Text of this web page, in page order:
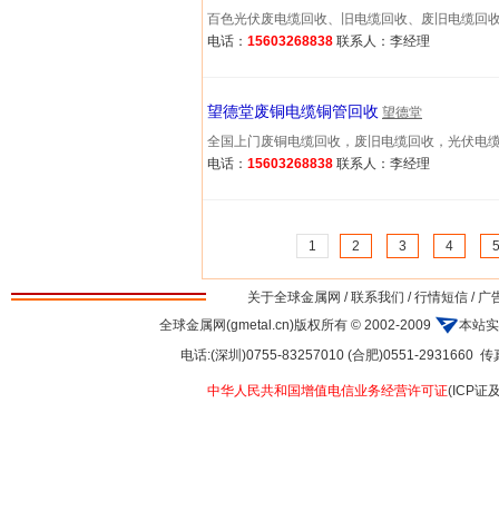
百色光伏废电缆回收、旧电缆回收、废旧电缆
电话： 15603268838 联系人：李经理
望德堂废铜电缆铜管回收 望德堂
全国上门废铜电缆回收，废旧电缆回收，光伏
电话： 15603268838 联系人：李经理
1 2 3 4 5
关于全球金属网 /联系我们 /行情短信/ 广
全球金属网(gmetal.cn)版权所有 © 2002-2009
本站
电话:(深圳)0755-83257010 (合肥)0551-2931660
中华人民共和国增值电信业务经营许可证(ICP证